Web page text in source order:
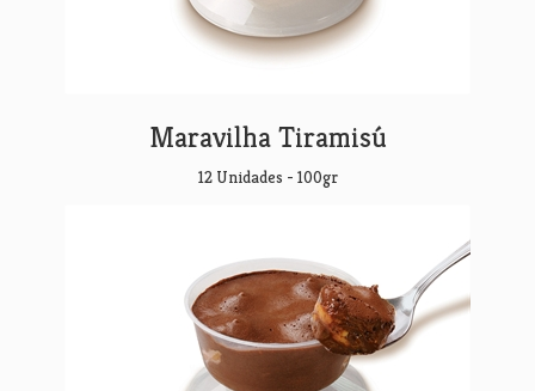
Maravilha Tiramisú
12 Unidades - 100gr